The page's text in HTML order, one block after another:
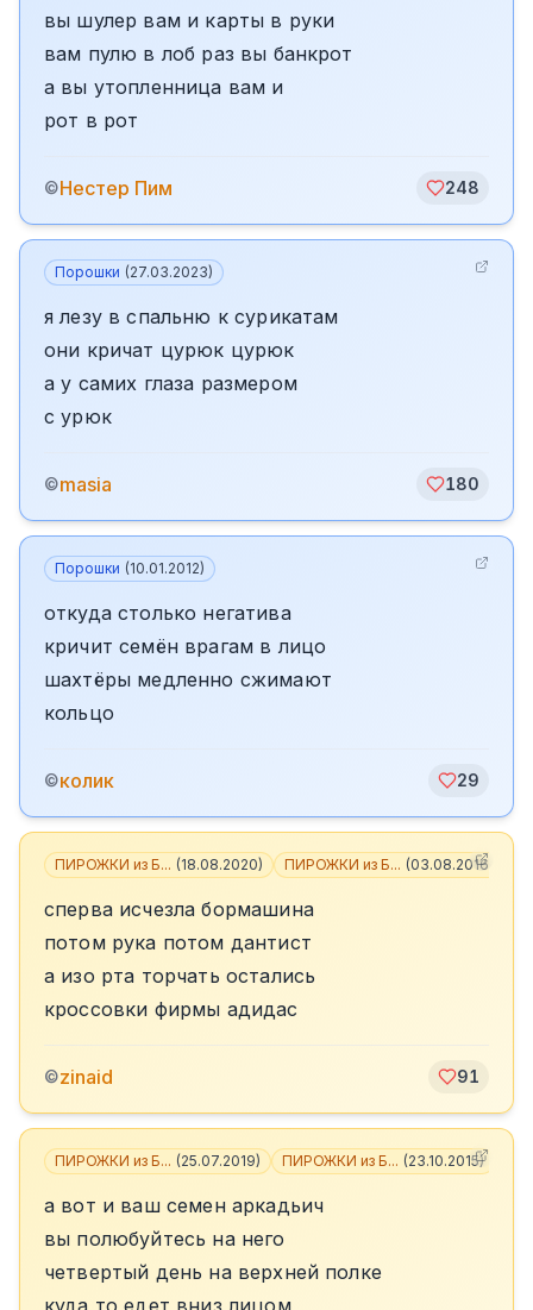
вы шулер вам и карты в руки
вам пулю в лоб раз вы банкрот
а вы утопленница вам и
рот в рот
©️Нестер Пим 248
Порошки (27.03.2023)
я лезу в спальню к сурикатам
они кричат цурюк цурюк
а у самих глаза размером
с урюк
©masia 180
Порошки (10.01.2012)
откуда столько негатива
кричит семён врагам в лицо
шахтёры медленно сжимают
кольцо
©колик 29
ПИРОЖКИ из Б... (18.08.2020) ПИРОЖКИ из Б... (03.08.2016
сперва исчезла бормашина
потом рука потом дантист
а изо рта торчать остались
кроссовки фирмы адидас
©zinaid 91
ПИРОЖКИ из Б... (25.07.2019) ПИРОЖКИ из Б... (23.10.2015)
а вот и ваш семен аркадьич
вы полюбуйтесь на него
четвертый день на верхней полке
куда то едет вниз лицом